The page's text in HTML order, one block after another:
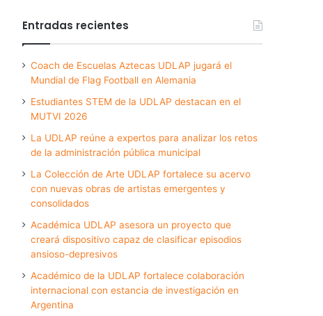
Entradas recientes
Coach de Escuelas Aztecas UDLAP jugará el
Mundial de Flag Football en Alemania
Estudiantes STEM de la UDLAP destacan en el
MUTVI 2026
La UDLAP reúne a expertos para analizar los retos
de la administración pública municipal
La Colección de Arte UDLAP fortalece su acervo
con nuevas obras de artistas emergentes y
consolidados
Académica UDLAP asesora un proyecto que
creará dispositivo capaz de clasificar episodios
ansioso-depresivos
Académico de la UDLAP fortalece colaboración
internacional con estancia de investigación en
Argentina